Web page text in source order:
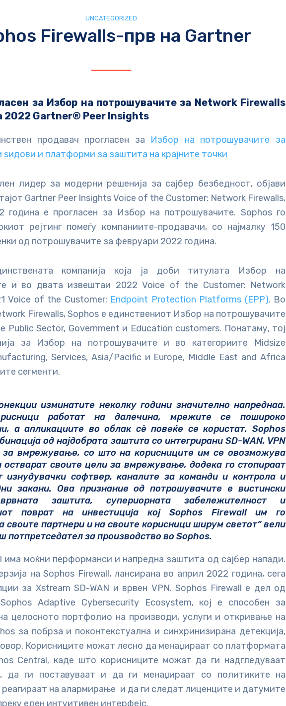
UNCATEGORIZED
Firewalls-прв на Gartner
за Избор на потрошувачите за Network Firewalls
2022 Gartner® Peer Insights
продавач прогласен за Избор на потрошувачите за
ѕидови и платформи за заштита на крајните точки
лидер за модерни решенија за сајбер безбедност, објави
Gartner Peer Insights Voice of the Customer: Network Firewalls,
година е прогласен за Избор на потрошувачите. Sophos го
рејтинг помеѓу компаниите-продавачи, со најмалку 150
од потрошувачите за февруари 2022 година.
компанија која ја доби титулата Избор на
и во двата извештаи 2022 Voice of the Customer: Network
Voice of the Customer: Endpoint Protection Platforms (EPP). Во
Firewalls, Sophos е единствениот Избор на потрошувачите
Public Sector, Government и Education customers. Понатаму, тој
за Избор на потрошувачите и во категориите Midsize
Services, Asia/Pacific и Eurоpe, Middle East and Africa
сегменти.
изминатите неколку години значително напреднаа.
работат на далечина, мрежите се пошироко
а апликациите во облак сѐ повеќе се користат. Sophos
од најдобрата заштита со интегрирани SD-WAN, VPN
за вмрежување, со што на корисниците им се овозможува
остварат своите цели за вмрежување, додека го стопираат
изнудувачки софтвер, каналите за команди и контрола и
закани. Ова признание од потрошувачите е вистински
заштита, супериорната забележителност и
поврат на инвестиција кој Sophos Firewall им го
своите партнери и на своите корисници ширум светот“ вели
потпретседател за производство во Sophos.
има моќни перформанси и напредна заштита од сајбер напади.
на Sophos Firewall, лансирана во април 2022 година, сега
за Xstream SD-WAN и врвен VPN. Sophos Firewall е дел од
Adaptive Cybersecurity Ecosystem, кој е способен за
целосното портфолио на производи, услуги и откривање на
за побрза и поконтекстуална и синхринизирана детекција,
Корисниците можат лесно да менаџираат со платформата
Central, каде што корисниците можат да ги надгледуваат
да ги поставуваат и да ги менаџираат со политиките на
на алармирање и да ги следат лиценците и датумите
еден интуитивен интерфејс.